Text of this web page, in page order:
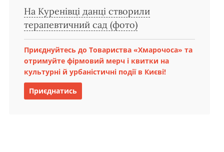
На Куренівці данці створили
терапевтичний сад (фото)
Приєднуйтесь до Товариства «Хмарочоса» та
отримуйте фірмовий мерч і квитки на
культурні й урбаністичні події в Києві!
Приєднатись